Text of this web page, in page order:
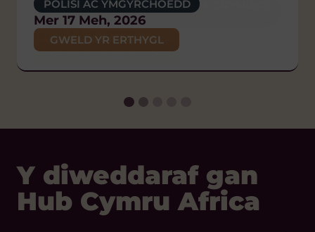
POLISI AC YMGYRCHOEDD
Mer 17 Meh, 2026
GWELD YR ERTHYGL
CYDRADDOLDEB EHYWEDD A GRYMUSO
MENYWOD
Iau 4 Meh, 2026
GWELD YR ERTHYGL
POLISI AC YMGYRCHOEDD
Iau 26 Chw, 2026
GWELD YR ERTHYGL
HAWLIAU DYNOL
POLISI AC YMGYRCHOEDD
Iau 29 Ion, 2026
Y diweddaraf gan
Hub Cymru Africa